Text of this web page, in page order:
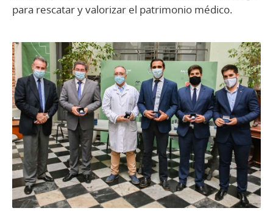
para rescatar y valorizar el patrimonio médico.